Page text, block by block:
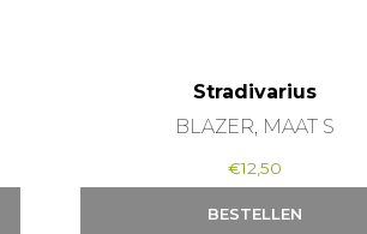
Stradivarius
BLAZER, MAAT S
€12,50
BESTELLEN